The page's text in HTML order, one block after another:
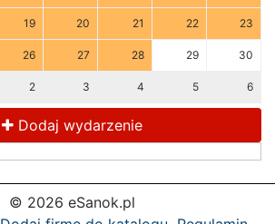
19 20 21 22 23
26 27 28 29 30
2 3 4 5 6
Dodaj wydarzenie
© 2026 eSanok.pl